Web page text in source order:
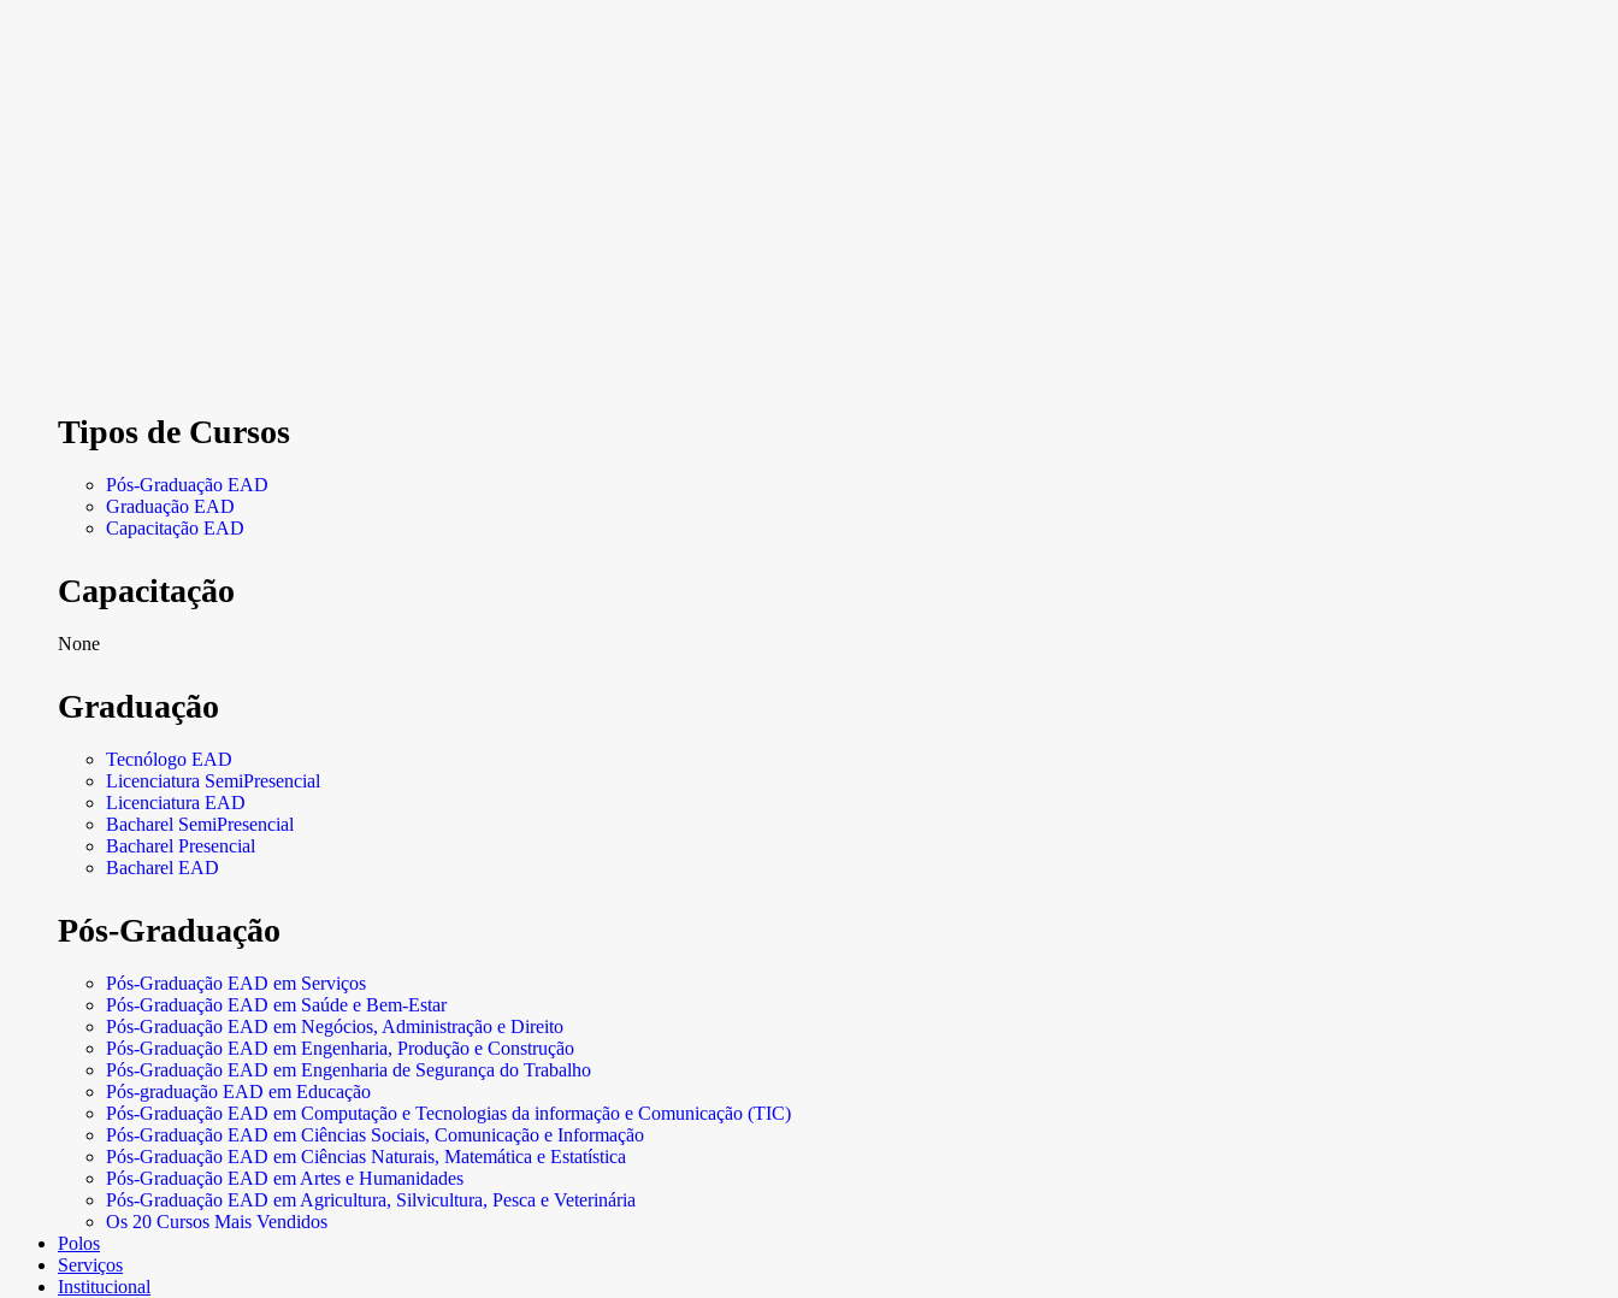
Tipos de Cursos
Pós-Graduação EAD
Graduação EAD
Capacitação EAD
Capacitação
None
Graduação
Tecnólogo EAD
Licenciatura SemiPresencial
Licenciatura EAD
Bacharel SemiPresencial
Bacharel Presencial
Bacharel EAD
Pós-Graduação
Pós-Graduação EAD em Serviços
Pós-Graduação EAD em Saúde e Bem-Estar
Pós-Graduação EAD em Negócios, Administração e Direito
Pós-Graduação EAD em Engenharia, Produção e Construção
Pós-Graduação EAD em Engenharia de Segurança do Trabalho
Pós-graduação EAD em Educação
Pós-Graduação EAD em Computação e Tecnologias da informação e Comunicação (TIC)
Pós-Graduação EAD em Ciências Sociais, Comunicação e Informação
Pós-Graduação EAD em Ciências Naturais, Matemática e Estatística
Pós-Graduação EAD em Artes e Humanidades
Pós-Graduação EAD em Agricultura, Silvicultura, Pesca e Veterinária
Os 20 Cursos Mais Vendidos
Polos
Serviços
Institucional